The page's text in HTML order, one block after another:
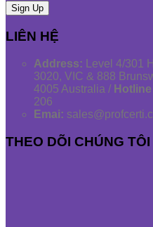
LIÊN HỆ
Address: Level 4/301
3020, VIC & 888
4005 Australia /
206
Emai:
THEO DÕI CHÚNG TÔI